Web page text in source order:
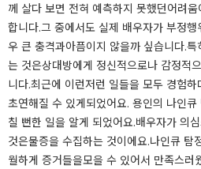
께 살다 보면 전혀 예측하지 못했던​어려
합니다.​그 중에서도 실제 배우자가 부정
우 큰 충격과​아픔이지 않을까 싶습니다.​
는 것은​상대방에게 정신적으로나 감정적
니다.​최근에 이런저런 일들을 모두 경험
초연해질 수 있게​되었어요. 용인의 나인
칠 뻔한 일을 알게 되었어요.​​​​​​​​배우자가 의
것은​물증을 수집하는 것이에요.​나인큐 탐
월하게 증거들을​모을 수 있어서 만족스러